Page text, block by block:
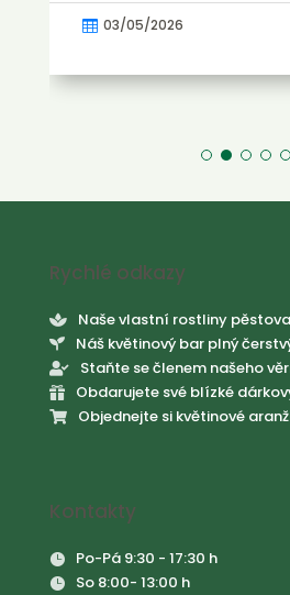
Rychlé odkazy
 Naše vlastní rostliny
 Náš květinový bar plný
 Staňte se členem našeho
 Obdarujete své blízké
 Objednejte si květinové
Kontakty
 Po-Pá 9:30 - 17:30 h
 So 8:00- 13:00 h